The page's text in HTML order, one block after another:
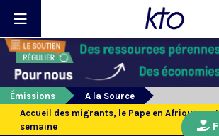
Émissions
A la Source
Accueil des migrants, le Pape en Afrique
semaine